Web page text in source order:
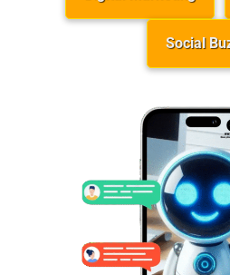
Social